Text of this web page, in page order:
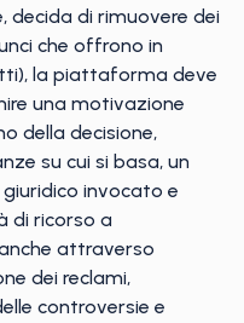
decida di rimuovere dei
che offrono in
la piattaforma deve
una motivazione
della decisione,
su cui si basa, un
invocato e
di ricorso a
attraverso
dei reclami,
controversie e